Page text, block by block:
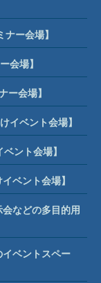
ー会場】
会場】
ー会場】
イベント会場】
ント会場】
ベント会場】
などの多目的用
ベントスペー